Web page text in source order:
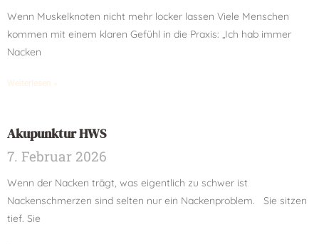
Wenn Muskelknoten nicht mehr locker lassen Viele Menschen
kommen mit einem klaren Gefühl in die Praxis: „Ich hab immer
Nacken
Weiterlesen »
Akupunktur HWS
7. Februar 2026
Wenn der Nacken trägt, was eigentlich zu schwer ist
Nackenschmerzen sind selten nur ein Nackenproblem. Sie sitzen
tief. Sie